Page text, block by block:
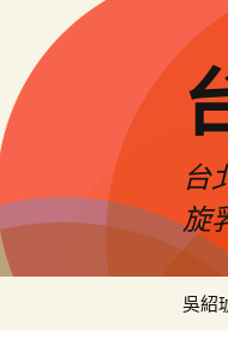
要
內
容
台
旋
吳紹